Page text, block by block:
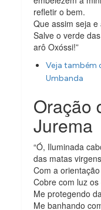
refletir o bem.
Que assim seja e
Salve o verde
arô Oxóssi!”
Veja também
Umbanda
Oração
Jurema
“Ó, Iluminada
das matas
Com a
Cobre com luz
Me protegendo
Me banhando